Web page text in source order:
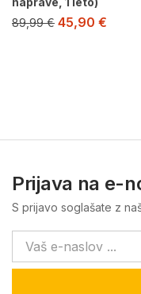
89,99€ 45,90 €
Prijava na e-
S prijavo soglašate z